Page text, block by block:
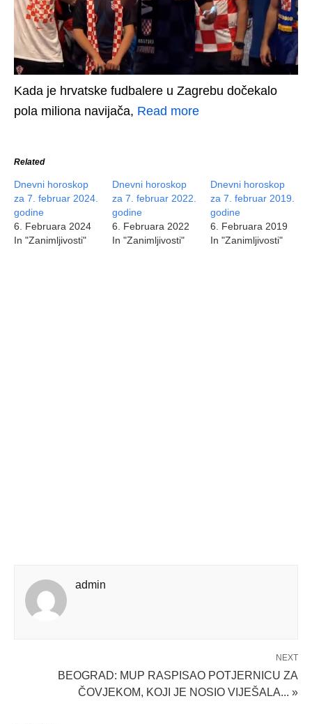
Kada je hrvatske fudbalere u Zagrebu dočekalo
pola miliona navijača, Read more
Related
Dnevni horoskop
za 7. februar 2024.
godine
6. Februara 2024
In "Zanimljivosti"
Dnevni horoskop
za 7. februar 2022.
godine
6. Februara 2022
In "Zanimljivosti"
Dnevni horoskop
za 7. februar 2019.
godine
6. Februara 2019
In "Zanimljivosti"
admin
NEXT
BEOGRAD: MUP RASPISAO POTJERNICU ZA
ČOVJEKOM, KOJI JE NOSIO VIJEŠALA... »